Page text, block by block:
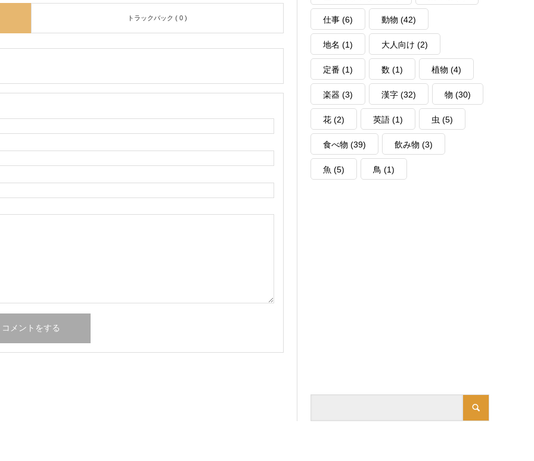
トラックバック ( 0 ) 仕事 (6) 動物 (42)
地名 (1) 大人向け (2)
定番 (1) 数 (1) 植物 (4)
楽器 (3) 漢字 (32) 物 (30)
花 (2) 英語 (1) 虫 (5)
食べ物 (39) 飲み物 (3)
魚 (5) 鳥 (1)